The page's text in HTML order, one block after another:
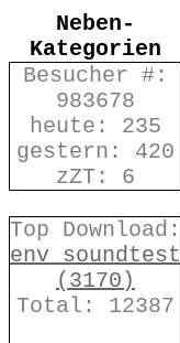
Neben-
Kategorien
Besucher #:
983678
heute: 235
gestern: 420
zZT: 6
Top Download:
env_soundtest
(3170)
Total: 12387